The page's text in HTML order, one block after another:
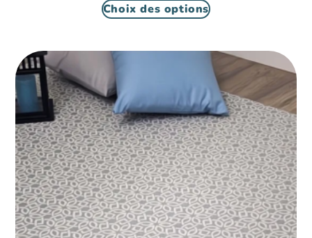
Choix des options